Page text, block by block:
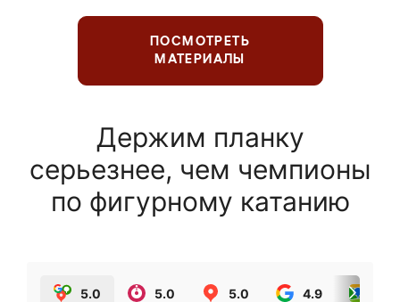
ПОСМОТРЕТЬ
МАТЕРИАЛЫ
Держим планку
серьезнее, чем чемпионы
по фигурному катанию
5.0 5.0 5.0 4.9